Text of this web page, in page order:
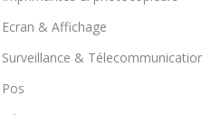
Ecran & Affichage
Surveillance &
Pos